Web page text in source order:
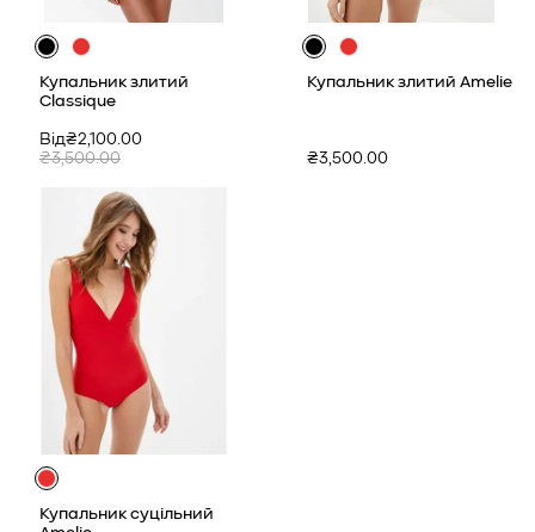
Купальник злитий
Classique
Ціна
продажу
Від₴2,100.00
₴3,500.00
Купальник злитий Amelie
Звичайна
₴3,500.00
Купальник суцільний